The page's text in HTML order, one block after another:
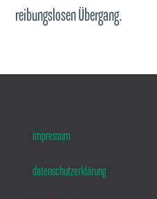
reibungslosen Übergang.
impressum
datenschutzerklärung